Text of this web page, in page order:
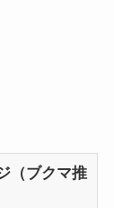
（ブクマ推